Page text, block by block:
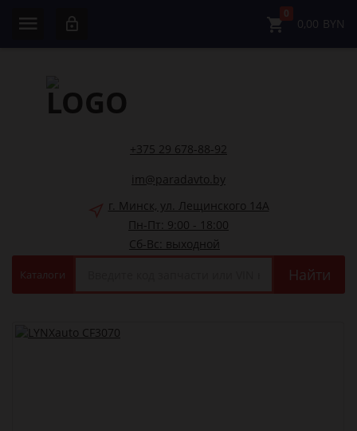
0
0,00 BYN
+375 29 678-88-92
im@paradavto.by
г. Минск, ул. Лещинского 14А
Пн-Пт: 9:00 - 18:00
Сб-Вс: выходной
Каталоги Найти